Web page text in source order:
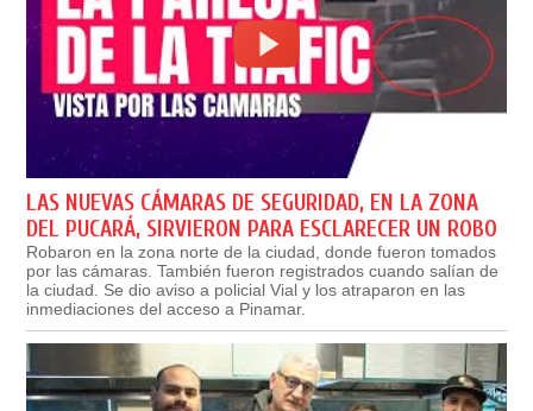
LAS NUEVAS CÁMARAS DE SEGURIDAD, EN LA ZONA
DEL PUCARÁ, SIRVIERON PARA ESCLARECER UN ROBO
Robaron en la zona norte de la ciudad, donde fueron tomados
por las cámaras. También fueron registrados cuando salían de
la ciudad. Se dio aviso a policial Vial y los atraparon en las
inmediaciones del acceso a Pinamar.